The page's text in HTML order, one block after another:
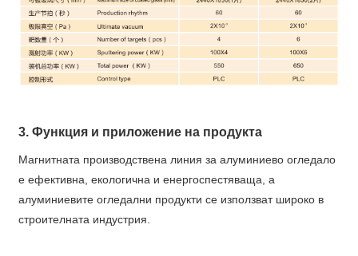
3. Функция и приложение на продукта
Магнитната производствена линия за алуминиево огледало
е ефективна, екологична и енергоспестяваща, а
алуминиевите огледални продукти се използват широко в
строителната индустрия.